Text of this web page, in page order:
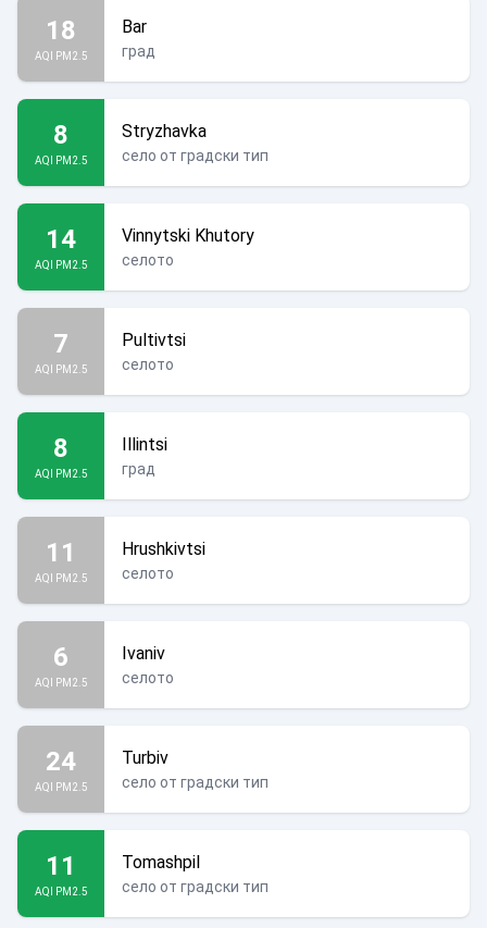
18
AQI PM2.5
Bar
град
8
AQI PM2.5
Stryzhavka
село от градски тип
14
AQI PM2.5
Vinnytski Khutory
селото
7
AQI PM2.5
Pultivtsi
селото
8
AQI PM2.5
Illintsi
град
11
AQI PM2.5
Hrushkivtsi
селото
6
AQI PM2.5
Ivaniv
селото
24
AQI PM2.5
Turbiv
село от градски тип
11
AQI PM2.5
Tomashpil
село от градски тип